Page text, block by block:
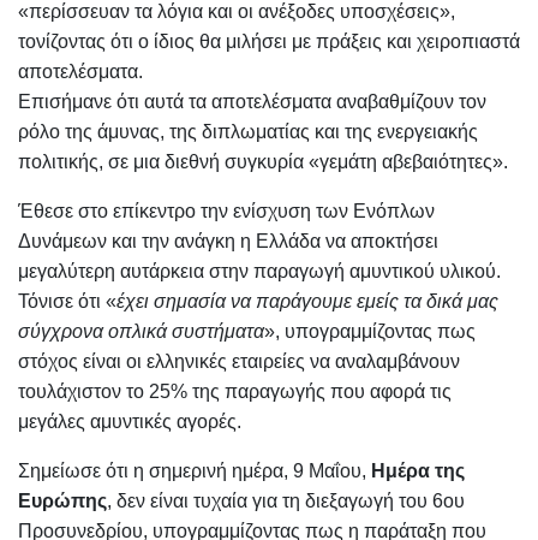
«περίσσευαν τα λόγια και οι ανέξοδες υποσχέσεις»,
τονίζοντας ότι ο ίδιος θα μιλήσει με πράξεις και χειροπιαστά
αποτελέσματα.
Επισήμανε ότι αυτά τα αποτελέσματα αναβαθμίζουν τον
ρόλο της άμυνας, της διπλωματίας και της ενεργειακής
πολιτικής, σε μια διεθνή συγκυρία «γεμάτη αβεβαιότητες».
Έθεσε στο επίκεντρο την ενίσχυση των Ενόπλων
Δυνάμεων και την ανάγκη η Ελλάδα να αποκτήσει
μεγαλύτερη αυτάρκεια στην παραγωγή αμυντικού υλικού.
Τόνισε ότι «έχει σημασία να παράγουμε εμείς τα δικά μας
σύγχρονα οπλικά συστήματα», υπογραμμίζοντας πως
στόχος είναι οι ελληνικές εταιρείες να αναλαμβάνουν
τουλάχιστον το 25% της παραγωγής που αφορά τις
μεγάλες αμυντικές αγορές.
Σημείωσε ότι η σημερινή ημέρα, 9 Μαΐου, Ημέρα της
Ευρώπης, δεν είναι τυχαία για τη διεξαγωγή του 6ου
Προσυνεδρίου, υπογραμμίζοντας πως η παράταξη που